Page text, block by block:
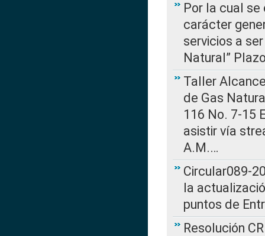
Por la cual
carácter
servicios a
Natural”
Taller
de Gas
116 No. 7-15
asistir vía
A.M.…
Circular089-
la
puntos de
Resolución